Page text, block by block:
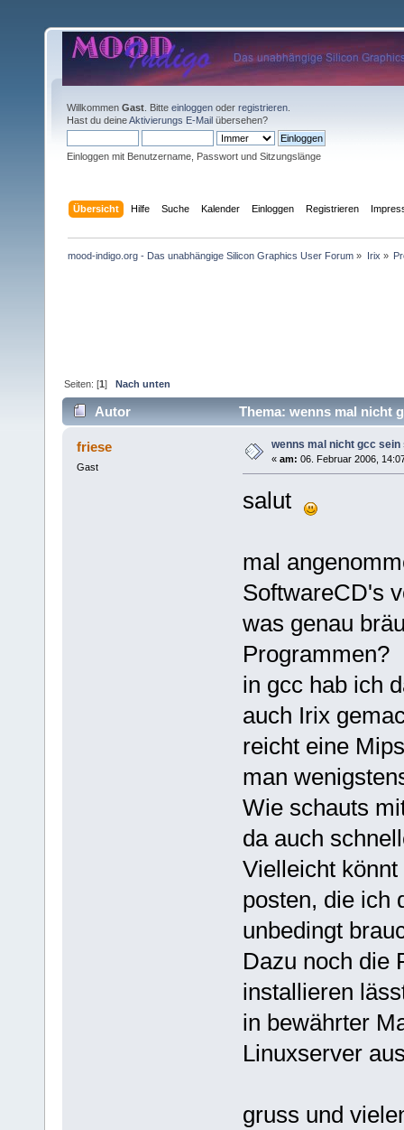
Willkommen Gast . Bitte einloggen oder registrieren
Hast du deineAktivierungs E-Mail übersehen?
Einloggen mit Benutzername, Passwort und Sitzungslänge
Übersicht Hilfe Suche Kalender Einloggen Registrieren
mood-indigo.org - Das unabhängige Silicon Graphics User Forum » Irix »
Seiten: [1]Nach unten
Autor Thema: wenns mal nicht
friese
Gast
wenns mal nicht gcc sein
« am: 06. Februar 2006,
salut
mal
SoftwareCD's
was genau
Programmen?
in gcc hab ich
auch Irix
reicht eine
man
Wie schauts
da auch
Vielleicht
posten, die ich
unbedingt
Dazu noch die
installieren
in bewährter
Linuxserver
gruss und